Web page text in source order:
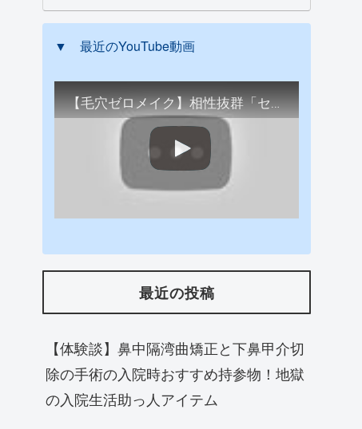
▼ 最近のYouTube動画
【毛穴ゼロメイク】相性抜群「セフィーヌファンデ+オルビスの下地」で簡単毛穴レス肌に仕上げる
最近の投稿
【体験談】鼻中隔湾曲矯正と下鼻甲介切
除の手術の入院時おすすめ持参物！地獄
の入院生活助っ人アイテム